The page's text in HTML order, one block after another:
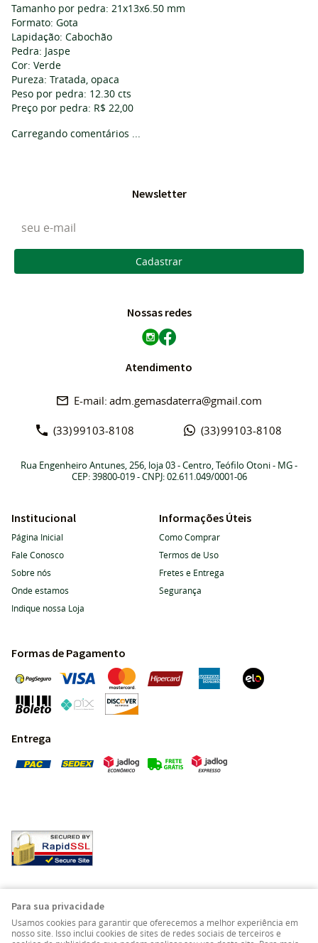
Tamanho por pedra: 21x13x6.50 mm
Formato: Gota
Lapidação: Cabochão
Pedra: Jaspe
Cor: Verde
Pureza: Tratada, opaca
Peso por pedra: 12.30 cts
Preço por pedra: R$ 22,00
Carregando comentários ...
Newsletter
Cadastrar
Nossas redes
Atendimento
(33)99103-8108 (33)99103-8108
adm.gemasdaterra@gmail.com
Rua Engenheiro Antunes, 256, loja 03-Centro, Teófilo Otoni- MG-
CEP: 39800-019- CNPJ: 02.611.049/0001-06
Institucional
Página Inicial
Fale Conosco
Sobre nós
Onde estamos
Indique nossa Loja
Informações Úteis
Como Comprar
Termos de Uso
Fretes e Entrega
Segurança
Formas de Pagamento
Entrega
Para sua privacidade
Usamos cookies para garantir que oferecemos a melhor experiência em
nosso site. Isso inclui cookies de sites de redes sociais de terceiros e